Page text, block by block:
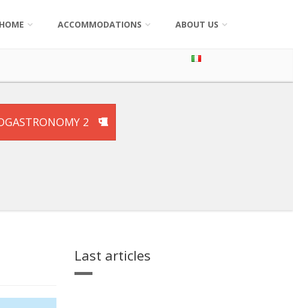
HOME ACCOMMODATIONS ABOUT US
2
Last articles